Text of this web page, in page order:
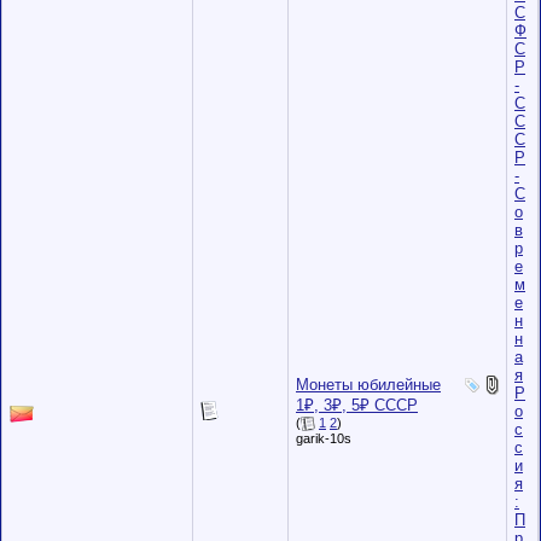
Монеты юбилейные
1₽, 3₽, 5₽ СССР
( 1 2)
garik-10s
С
Ф
С
Р
-
С
С
С
Р
-
С
о
в
р
е
м
е
н
н
а
я
Р
о
с
с
и
я
:
П